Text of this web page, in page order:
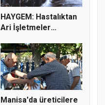
HAYGEM: Hastalıktan
Ari İşletmeler
Manisa'da üreticilere